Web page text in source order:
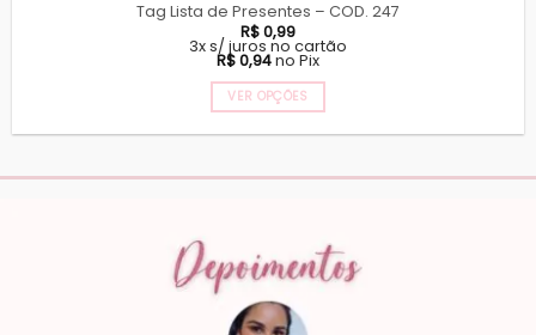
Tag Lista de Presentes – COD. 247
R$0,99
3x s/ juros no cartão
R$0,94no Pix
VER OPÇÕES